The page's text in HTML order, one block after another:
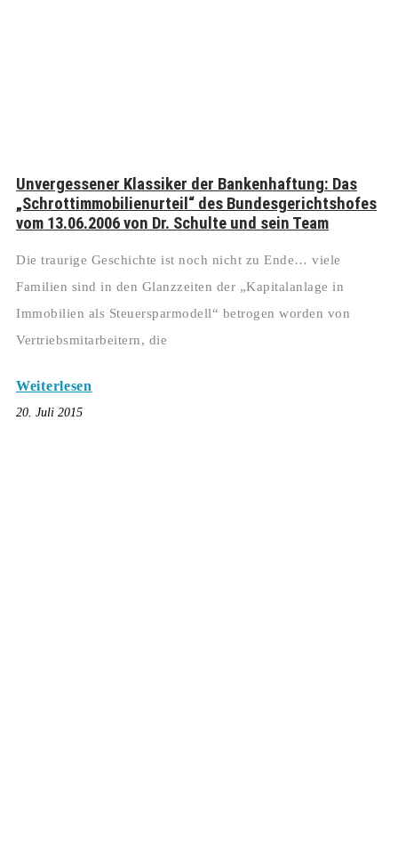
Unvergessener Klassiker der Bankenhaftung: Das
„Schrottimmobilienurteil“ des Bundesgerichtshofes
vom 13.06.2006 von Dr. Schulte und sein Team
Die traurige Geschichte ist noch nicht zu Ende… viele
Familien sind in den Glanzzeiten der „Kapitalanlage in
Immobilien als Steuersparmodell“ betrogen worden von
Vertriebsmitarbeitern, die
Weiterlesen
20. Juli 2015